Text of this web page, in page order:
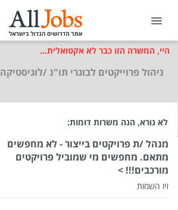
היי, המשרה הזו כבר לא אקטואלית...
ניהול פרוייקטים לבוגרי תו"נ /לוגיסטיקה
לא נורא, הנה משרות דומות:
מנהל /ת פרויקטים בייצור - לא מחפשים
מתאם. מחפשים מי שמוביל פרויקטים
מורכבים!!! >
זיו השמות